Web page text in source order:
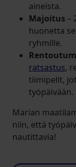
aineista.
Majoitus –
huonetta
ryhmille.
ratsastus,
tiimipelit,
työpäivään.
Marian
niin, että
nautittavia!